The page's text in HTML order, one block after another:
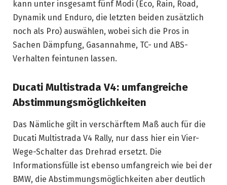
kann unter insgesamt fünf Modi (Eco, Rain, Road,
Dynamik und Enduro, die letzten beiden zusätzlich
noch als Pro) auswählen, wobei sich die Pros in
Sachen Dämpfung, Gasannahme, TC- und ABS-
Verhalten feintunen lassen.
Ducati Multistrada V4: umfangreiche
Abstimmungsmöglichkeiten
Das Nämliche gilt in verschärftem Maß auch für die
Ducati Multistrada V4 Rally, nur dass hier ein Vier-
Wege-Schalter das Drehrad ersetzt. Die
Informationsfülle ist ebenso umfangreich wie bei der
BMW, die Abstimmungsmöglichkeiten aber deutlich